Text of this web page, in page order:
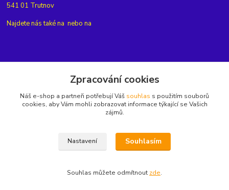
541 01 Trutnov
Najdete nás také na nebo na
+420775654704
Zpracování cookies
Náš e-shop a partneři potřebují Váš souhlas s použitím souborů
cookies, aby Vám mohli zobrazovat informace týkající se Vašich
zájmů.
Nastavení Souhlasím
Souhlas můžete odmítnout zde.